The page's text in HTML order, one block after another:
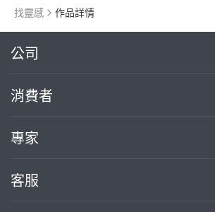
找靈感 作品詳情
公司
關於我們
部落格
加入我們
消費者
買服務
熱門服務
專家
案件中心
客服
繼續完成